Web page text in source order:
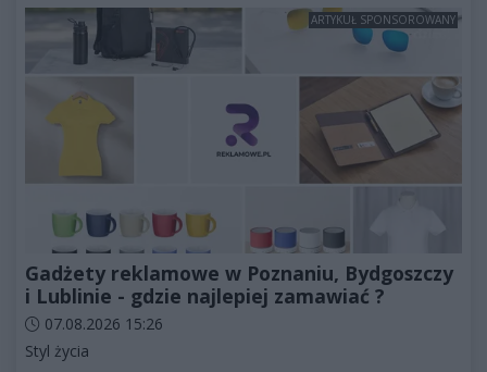
ARTYKUŁ SPONSOROWANY
Gadżety reklamowe w Poznaniu, Bydgoszczy
i Lublinie - gdzie najlepiej zamawiać ?
Data dodania artykułu:
07.08.2026 15:26
Kategorie artykułu:
Styl życia